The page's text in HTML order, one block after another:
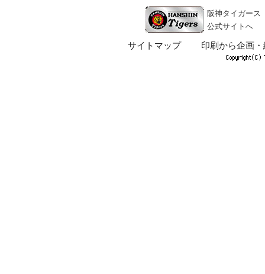
阪神タイガース
公式サイトへ
サイトマップ 印刷から企画